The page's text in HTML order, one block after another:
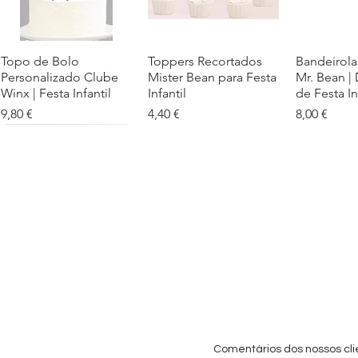
Visualização rápida
Topo de Bolo
Personalizado Clube
Winx | Festa Infantil
Preço
9,80 €
Visualização rápida
Toppers Recortados
Mister Bean para Festa
Infantil
Preço
4,40 €
Mr. Bean |
de Festa
Preço
8,00 €
Preço
4,40 €
Comentários dos nossos